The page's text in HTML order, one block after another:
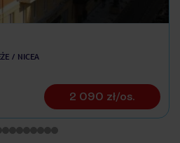
NICEA
2 090 zł/os.